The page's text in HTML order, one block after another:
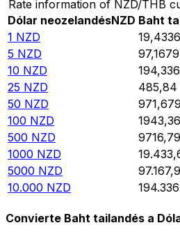
Rate information of NZD/THB
Dólar neozelandésNZD Baht
1 NZD 19,4336
5 NZD 97,1679
10 NZD 194,336
25 NZD 485,84
50 NZD 971,679
100 NZD 1943,36
500 NZD 9716,79
1000 NZD
5000 NZD 97.167,9
10.000 NZD 194.336
Convierte Baht tailandés a